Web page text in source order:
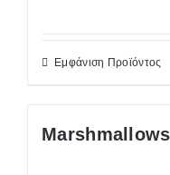
Εμφάνιση Προϊόντος
Marshmallows